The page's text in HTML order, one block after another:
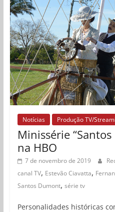
Notícias Produção TV/
Minissérie
na HBO
7 de novembro de 2019
canal TV, Estevão Ciavatta,
Santos Dumont, série tv
Personalidades históricas